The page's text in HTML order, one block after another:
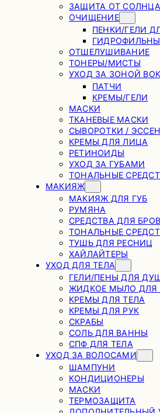
ЗАЩИТА ОТ СОЛНЦА
ОЧИЩЕНИЕ
ПЕНКИ/ГЕЛИ
ОТШЕЛУШИВАНИЕ
ТОНЕРЫ/МИСТЫ
УХОД ЗА ЗОНОЙ
ПАТЧИ
КРЕМЫ/ГЕЛИ
МАСКИ
ТКАНЕВЫЕ МАСКИ
СЫВОРОТКИ /
КРЕМЫ ДЛЯ ЛИЦА
РЕТИНОИДЫ
УХОД ЗА ГУБАМИ
ТОНАЛЬНЫЕ
МАКИЯЖ
МАКИЯЖ ДЛЯ ГУБ
РУМЯНА
СРЕДСТВА ДЛЯ
ТОНАЛЬНЫЕ
ТУШЬ ДЛЯ РЕСНИЦ
ХАЙЛАЙТЕРЫ
УХОД ДЛЯ ТЕЛА
ГЕЛИ/ПЕНЫ ДЛЯ
ЖИДКОЕ МЫЛО ДЛЯ
КРЕМЫ ДЛЯ ТЕЛА
КРЕМЫ ДЛЯ РУК
СКРАБЫ
СОЛЬ ДЛЯ ВАННЫ
СПФ ДЛЯ ТЕЛА
УХОД ЗА ВОЛОСАМИ
ШАМПУНИ
КОНДИЦИОНЕРЫ
МАСКИ
ТЕРМОЗАЩИТА